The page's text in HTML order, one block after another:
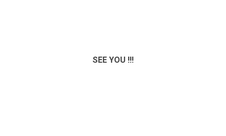
SEE YOU !!!